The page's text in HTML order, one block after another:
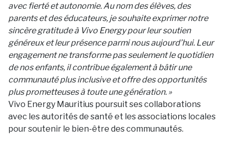
avec fierté et autonomie. Au nom des élèves, des
parents et des éducateurs, je souhaite exprimer notre
sincère gratitude à Vivo Energy pour leur soutien
généreux et leur présence parmi nous aujourd’hui. Leur
engagement ne transforme pas seulement le quotidien
de nos enfants, il contribue également à bâtir une
communauté plus inclusive et offre des opportunités
plus prometteuses à toute une génération. »
Vivo Energy Mauritius poursuit ses collaborations
avec les autorités de santé et les associations locales
pour soutenir le bien-être des communautés.